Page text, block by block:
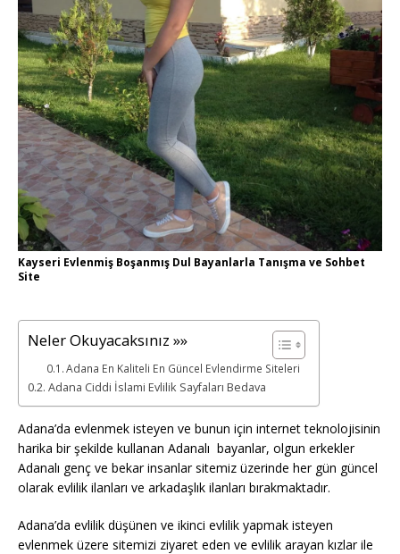
Kayseri Evlenmiş Boşanmış Dul Bayanlarla Tanışma ve Sohbet
Site
Neler Okuyacaksınız »»
Adana En Kaliteli En Güncel Evlendirme Siteleri
Adana Ciddi İslami Evlilik Sayfaları Bedava
Adana’da evlenmek isteyen ve bunun için internet teknolojisinin
harika bir şekilde kullanan Adanalı bayanlar, olgun erkekler
Adanalı genç ve bekar insanlar sitemiz üzerinde her gün güncel
olarak evlilik ilanları ve arkadaşlık ilanları bırakmaktadır.
Adana’da evlilik düşünen ve ikinci evlilik yapmak isteyen
evlenmek üzere sitemizi ziyaret eden ve evlilik arayan kızlar ile